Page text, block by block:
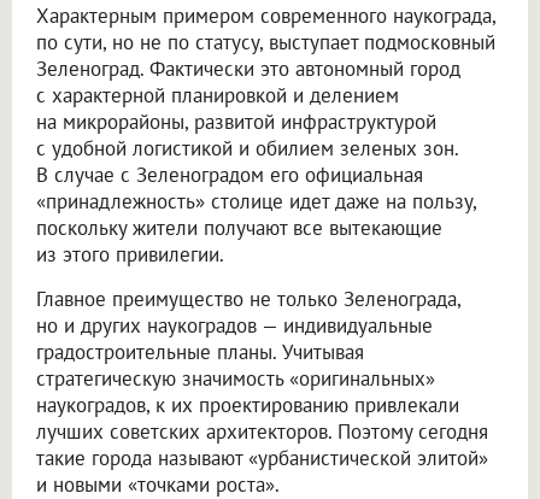
Характерным примером современного наукограда,
по сути, но не по статусу, выступает подмосковный
Зеленоград. Фактически это автономный город
с характерной планировкой и делением
на микрорайоны, развитой инфраструктурой
с удобной логистикой и обилием зеленых зон.
В случае с Зеленоградом его официальная
«принадлежность» столице идет даже на пользу,
поскольку жители получают все вытекающие
из этого привилегии.
Главное преимущество не только Зеленограда,
но и других наукоградов — индивидуальные
градостроительные планы. Учитывая
стратегическую значимость «оригинальных»
наукоградов, к их проектированию привлекали
лучших советских архитекторов. Поэтому сегодня
такие города называют «урбанистической элитой»
и новыми «точками роста».